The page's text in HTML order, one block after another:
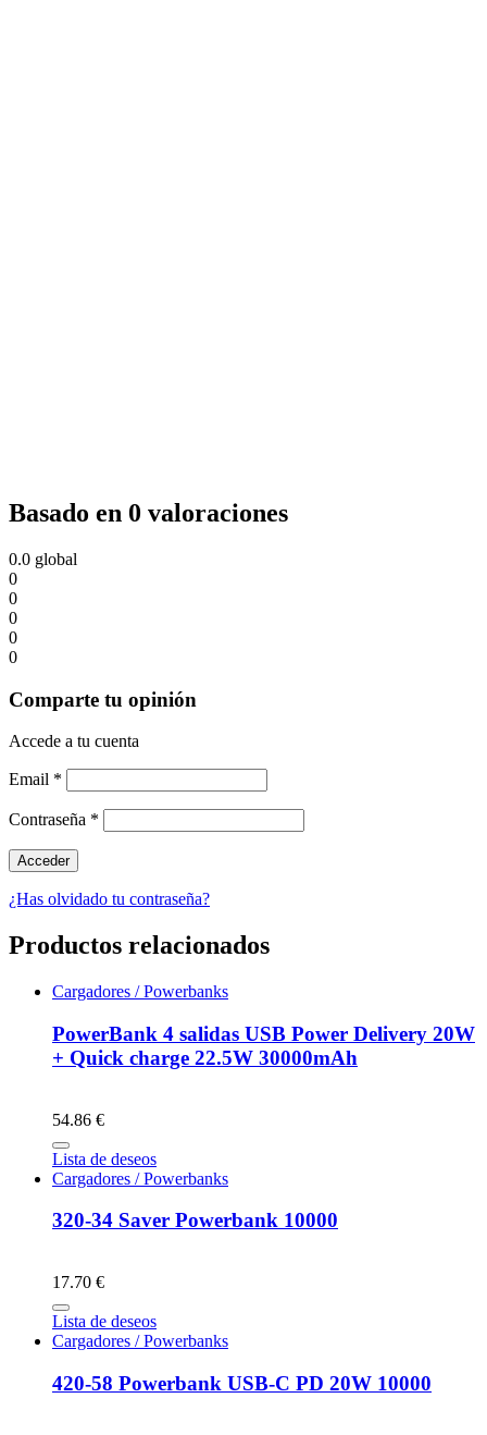
Basado en 0 valoraciones
0.0 global
0
0
0
0
0
Comparte tu opinión
Accede a tu cuenta
Email *
Contraseña *
¿Has olvidado tu contraseña?
Productos relacionados
Cargadores / Powerbanks
PowerBank 4 salidas USB Power Delivery 20W
+ Quick charge 22.5W 30000mAh
54.86 €
Lista de deseos
Cargadores / Powerbanks
320-34 Saver Powerbank 10000
17.70 €
Lista de deseos
Cargadores / Powerbanks
420-58 Powerbank USB-C PD 20W 10000